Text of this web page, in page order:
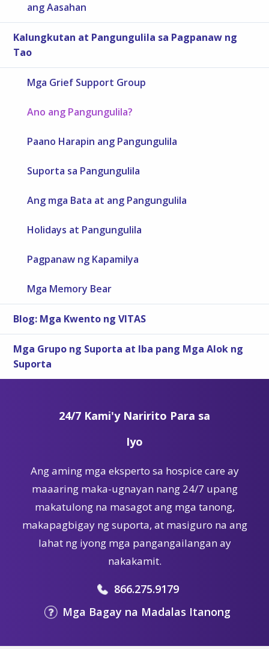
ang Aasahan
Kalungkutan at Pangungulila sa Pagpanaw ng
Tao
Mga Grief Support Group
Ano ang Pangungulila?
Paano Harapin ang Pangungulila
Suporta sa Pangungulila
Ang mga Bata at ang Pangungulila
Holidays at Pangungulila
Pagpanaw ng Kapamilya
Mga Memory Bear
Blog: Mga Kwento ng VITAS
Mga Grupo ng Suporta at Iba pang Mga Alok ng
Suporta
24/7 Kami'y Naririto Para sa
Iyo
Ang aming mga eksperto sa hospice care ay
maaaring maka-ugnayan nang 24/7 upang
makatulong na masagot ang mga tanong,
makapagbigay ng suporta, at masiguro na ang
lahat ng iyong mga pangangailangan ay
nakakamit.
866.275.9179
Mga Bagay na Madalas Itanong